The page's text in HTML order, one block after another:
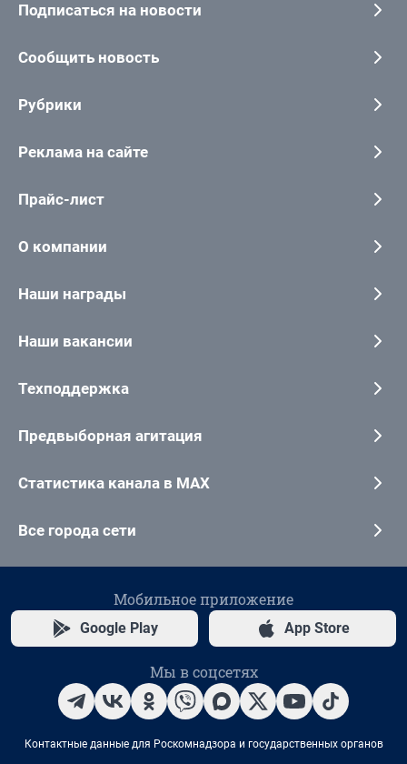
Подписаться на новости
Сообщить новость
Рубрики
Реклама на сайте
Прайс-лист
О компании
Наши награды
Наши вакансии
Техподдержка
Предвыборная агитация
Статистика канала в MAX
Все города сети
Мобильное приложение
Google Play App Store
Мы в соцсетях
Контактные данные для Роскомнадзора и государственных органов